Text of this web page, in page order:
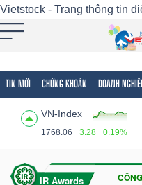
Vietstock - Trang thông tin
TIN MỚI CHỨNG KHOÁN DOANH
VN-Index
1768.06 3.28 0.19%
Tất cả Tính năng
Tính
(-)